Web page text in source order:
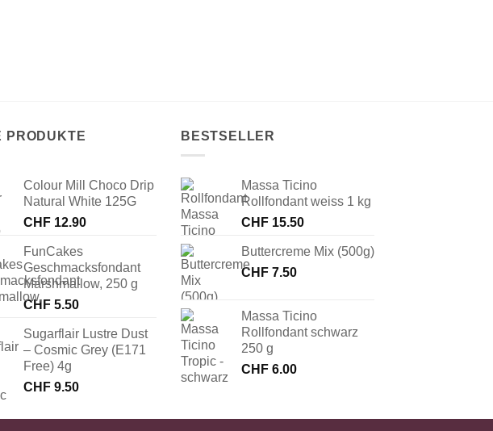
PRODUKTE
Colour Mill Choco Drip
Natural White 125G
CHF 12.90
FunCakes
Geschmacksfondant
Marshmallow, 250 g
CHF 5.50
Sugarflair Lustre Dust
– Cosmic Grey (E171
Free) 4g
CHF 9.50
BESTSELLER
Massa Ticino
Rollfondant weiss 1 kg
CHF 15.50
Buttercreme Mix (500g)
CHF 7.50
Massa Ticino
Rollfondant schwarz
250 g
CHF 6.00